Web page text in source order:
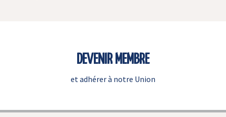
DEVENIR MEMBRE
et adhérer à notre Union